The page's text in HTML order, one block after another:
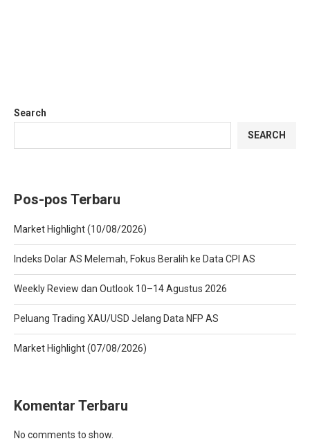
Search
SEARCH
Pos-pos Terbaru
Market Highlight (10/08/2026)
Indeks Dolar AS Melemah, Fokus Beralih ke Data CPI AS
Weekly Review dan Outlook 10–14 Agustus 2026
Peluang Trading XAU/USD Jelang Data NFP AS
Market Highlight (07/08/2026)
Komentar Terbaru
No comments to show.